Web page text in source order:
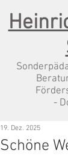
-
Schöne
19. Dez. 2025